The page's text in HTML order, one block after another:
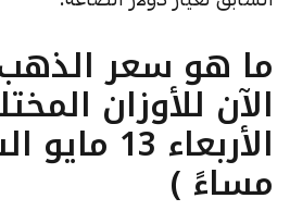
الآن للأوزان
مساءً )